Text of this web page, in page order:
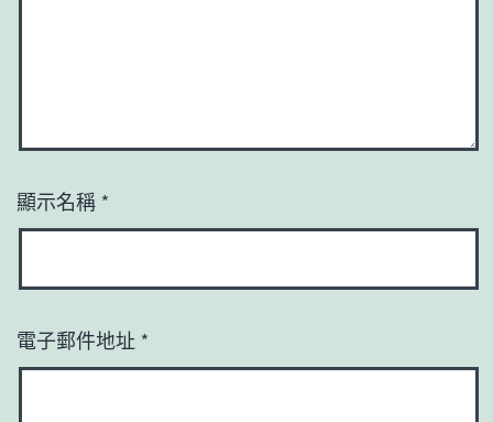
顯示名稱 *
電子郵件地址 *